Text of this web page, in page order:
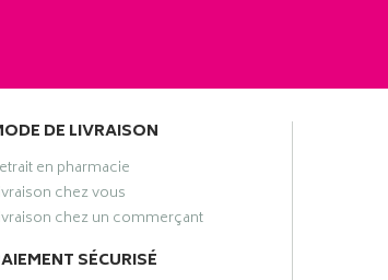
DE LIVRAISON
en pharmacie
chez vous
chez un commerçant
SÉCURISÉ